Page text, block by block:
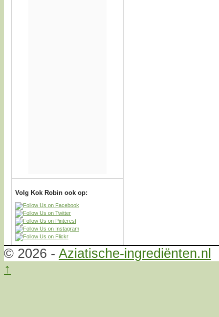
Volg Kok Robin ook op:
© 2026 - Aziatische-ingrediënten.nl
↑